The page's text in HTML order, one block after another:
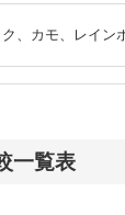
、カモ、レイン
一覧表